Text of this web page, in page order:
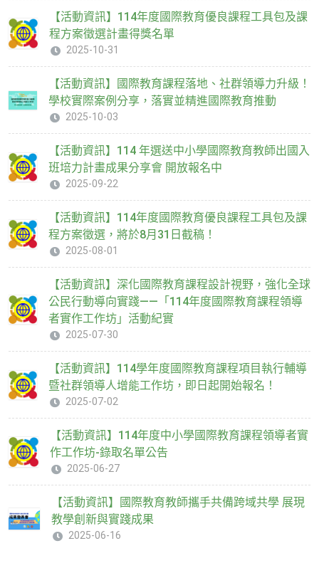
【活動資訊】114年度國際教育優良課程工具包及課
程方案徵選計畫得獎名單
2025-10-31
【活動資訊】國際教育課程落地、社群領導力升級！
學校實際案例分享，落實並精進國際教育推動
2025-10-03
【活動資訊】114 年選送中小學國際教育教師出國入
班培力計畫成果分享會 開放報名中
2025-09-22
【活動資訊】114年度國際教育優良課程工具包及課
程方案徵選，將於8月31日截稿！
2025-08-01
【活動資訊】深化國際教育課程設計視野，強化全球
公民行動導向實踐——「114年度國際教育課程領導
者實作工作坊」活動紀實
2025-07-30
【活動資訊】114學年度國際教育課程項目執行輔導
暨社群領導人增能工作坊，即日起開始報名！
2025-07-02
【活動資訊】114年度中小學國際教育課程領導者實
作工作坊-錄取名單公告
2025-06-27
【活動資訊】國際教育教師攜手共備跨域共學 展現
教學創新與實踐成果
2025-06-16